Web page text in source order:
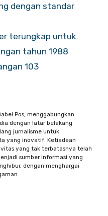
dengan standar
terungkap untuk
tahun 1988
103
Pos, menggabungkan
dengan latar belakang
jurnalisme untuk
yang inovatif. Ketiadaan
yang tak terbatasnya telah
sumber informasi yang
dengan menghargai